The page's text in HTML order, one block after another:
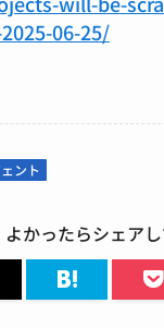
06-25/
ント
よかったらシェアし